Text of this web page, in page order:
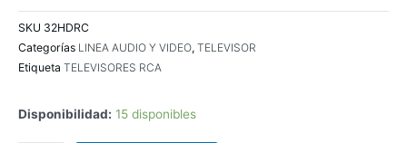
SKU 32HDRC
Categorías LINEA AUDIO Y VIDEO, TELEVISOR
Etiqueta TELEVISORES RCA
Disponibilidad: 15 disponibles